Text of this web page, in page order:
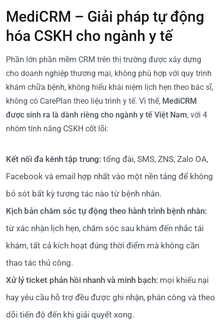
MediCRM – Giải pháp tự động
hóa CSKH cho ngành y tế
Phần lớn phần mềm CRM trên thị trường được xây dựng
cho doanh nghiệp thương mại, không phù hợp với quy trình
khám chữa bệnh, không hiểu khái niệm lịch hẹn theo bác sĩ,
không có CarePlan theo liệu trình y tế. Vì thế, MediCRM
được sinh ra là dành riêng cho ngành y tế Việt Nam, với 4
nhóm tính năng CSKH cốt lõi:
Kết nối đa kênh tập trung: tổng đài, SMS, ZNS, Zalo OA,
Facebook và email hợp nhất vào một nền tảng để không
bỏ sót bất kỳ tương tác nào từ bệnh nhân.
Kịch bản chăm sóc tự động theo hành trình bệnh nhân:
từ xác nhận lịch hẹn, chăm sóc sau khám đến nhắc tái
khám, tất cả kích hoạt đúng thời điểm mà không cần
thao tác thủ công.
Xử lý ticket phản hồi nhanh và minh bạch: mọi khiếu nại
hay yêu cầu hỗ trợ đều được ghi nhận, phân công và theo
dõi tiến độ đến khi giải quyết xong.